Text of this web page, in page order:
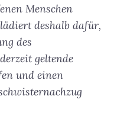
Menschen
deshalb dafür,
des
geltende
und einen